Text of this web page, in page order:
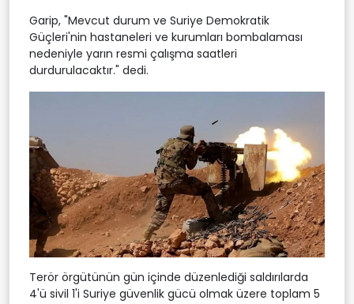
Garip, "Mevcut durum ve Suriye Demokratik
Güçleri'nin hastaneleri ve kurumları bombalaması
nedeniyle yarın resmi çalışma saatleri
durdurulacaktır." dedi.
Terör örgütünün gün içinde düzenlediği saldırılarda
4'ü sivil 1'i Suriye güvenlik gücü olmak üzere toplam 5